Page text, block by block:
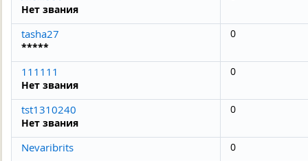
Нет звания
tasha27
*****
0
111111
Нет звания
0
tst1310240
Нет звания
0
Nevaribrits 0